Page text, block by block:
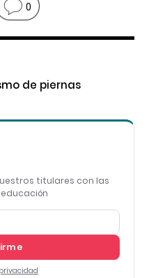
0
de piernas
titulares con las